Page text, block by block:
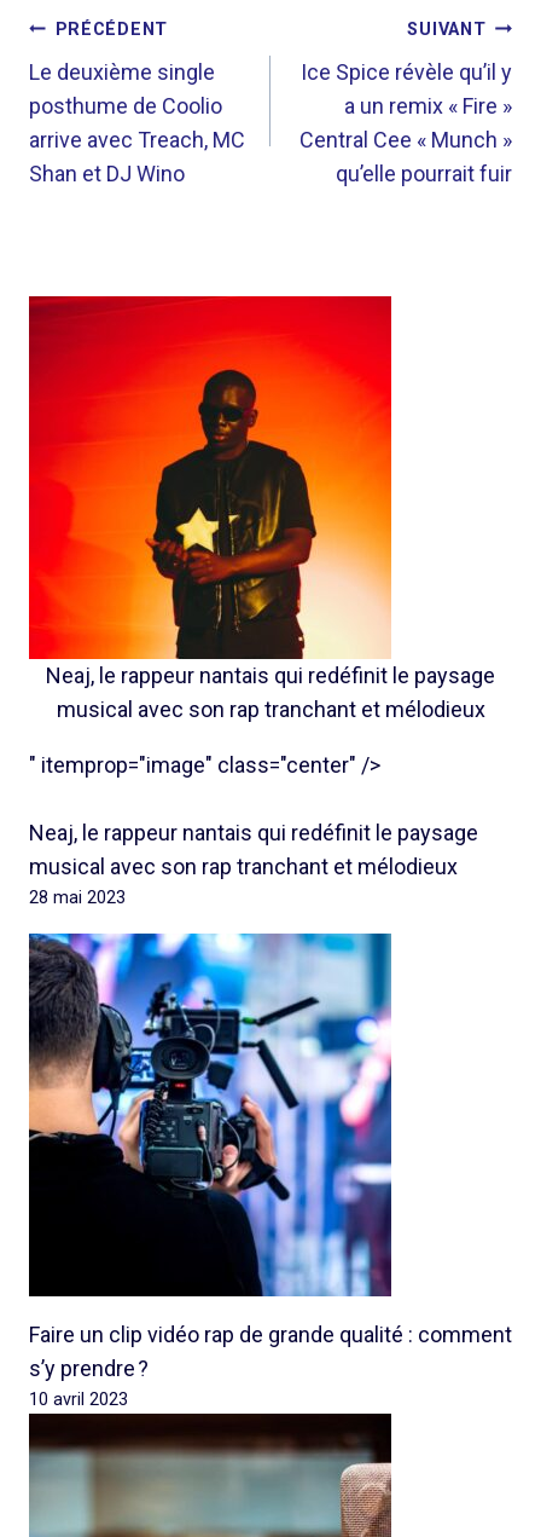
NAVIGATION
DE
L’ARTICLE
PRÉCÉDENT
Le deuxième single
posthume de Coolio
arrive avec Treach, MC
Shan et DJ Wino
SUIVANT
Ice Spice révèle qu’il y
a un remix « Fire »
Central Cee « Munch »
qu’elle pourrait fuir
Neaj, le rappeur nantais qui redéfinit le paysage
musical avec son rap tranchant et mélodieux
" itemprop="image" class="center" />
Neaj, le rappeur nantais qui redéfinit le paysage
musical avec son rap tranchant et mélodieux
28 mai 2023
Faire un clip vidéo rap de grande qualité : comment
s’y prendre ?
10 avril 2023